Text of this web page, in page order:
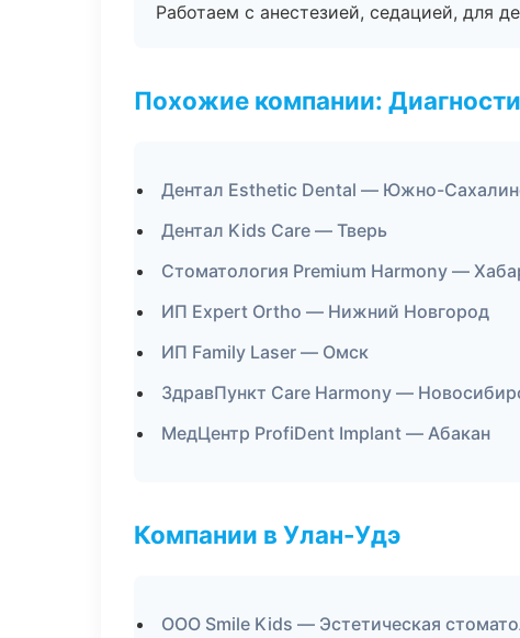
Работаем с анестезией, седацией, для
Похожие компании:
Дентал Esthetic Dental — Южно-
Дентал Kids Care — Тверь
Стоматология Premium Harmony —
ИП Expert Ortho — Нижний Новгород
ИП Family Laser — Омск
ЗдравПункт Care Harmony —
МедЦентр ProfiDent Implant — Абакан
Компании в Улан-Удэ
ООО Smile Kids — Эстетическая